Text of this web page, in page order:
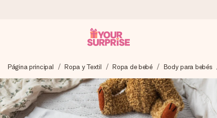
Preparamos tu regalo con cuidado y lo enviamos al vuelo,
para que lo entregues en el momento perfecto, cuando más
importa.
Página principal Ropa y Textil Ropa de bebé Body para bebés